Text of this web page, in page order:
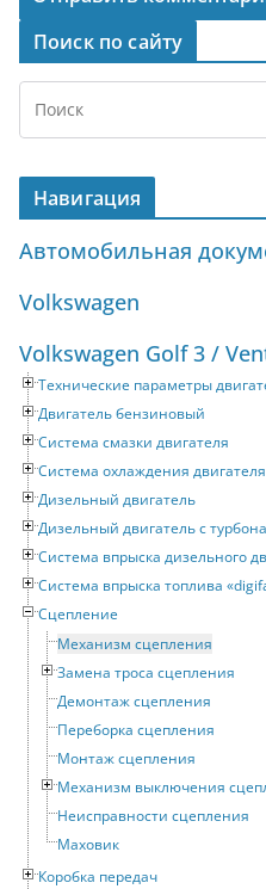
Поиск по сайту
Навигация
Автомобильная
Volkswagen
Технические параметры
Двигатель бензиновый
Система смазки двигателя
Система охлаждения двигателя
Дизельный двигатель
Дизельный двигатель с
Система впрыска дизельного
Система впрыска топлива
Сцепление
Механизм сцепления
Замена троса сцепления
Демонтаж сцепления
Переборка сцепления
Монтаж сцепления
Механизм выключения
Неисправности сцепления
Маховик
Коробка передач